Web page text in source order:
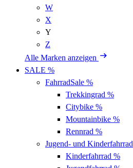
W
X
Y
Z
Alle Marken anzeigen
SALE %
FahrradSale %
Trekkingrad %
Citybike %
Mountainbike %
Rennrad %
Jugend- und Kinderfahrrad
Kinderfahrrad %